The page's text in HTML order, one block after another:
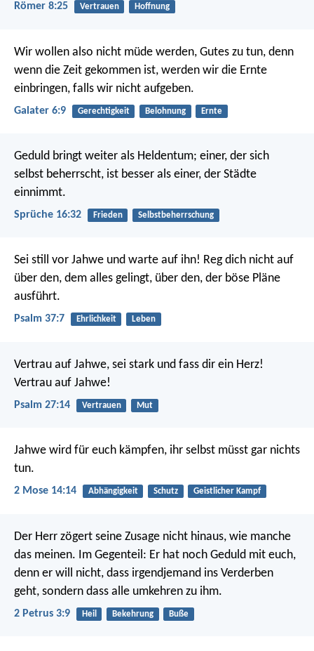
Römer 8:25 Vertrauen Hoffnung
Wir wollen also nicht müde werden, Gutes zu tun, denn
wenn die Zeit gekommen ist, werden wir die Ernte
einbringen, falls wir nicht aufgeben.
Galater 6:9 Gerechtigkeit Belohnung Ernte
Geduld bringt weiter als Heldentum; einer, der sich
selbst beherrscht, ist besser als einer, der Städte
einnimmt.
Sprüche 16:32 Frieden Selbstbeherrschung
Sei still vor Jahwe und warte auf ihn! Reg dich nicht auf
über den, dem alles gelingt, über den, der böse Pläne
ausführt.
Psalm 37:7 Ehrlichkeit Leben
Vertrau auf Jahwe, sei stark und fass dir ein Herz!
Vertrau auf Jahwe!
Psalm 27:14 Vertrauen Mut
Jahwe wird für euch kämpfen, ihr selbst müsst gar nichts
tun.
2 Mose 14:14 Abhängigkeit Schutz Geistlicher Kampf
Der Herr zögert seine Zusage nicht hinaus, wie manche
das meinen. Im Gegenteil: Er hat noch Geduld mit euch,
denn er will nicht, dass irgendjemand ins Verderben
geht, sondern dass alle umkehren zu ihm.
2 Petrus 3:9 Heil Bekehrung Buße